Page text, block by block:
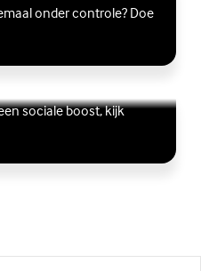
onder controle? Doe
sociale boost, kijk